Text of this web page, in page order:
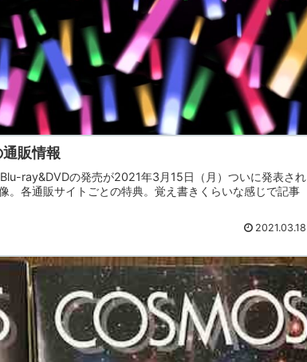
販情報
ray&DVDの発売が2021年3月15日（月）ついに発表され
。各通販サイトごとの特典。覚え書きくらいな感じで記事
2021.03.18